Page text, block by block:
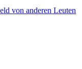
von anderen Leuten